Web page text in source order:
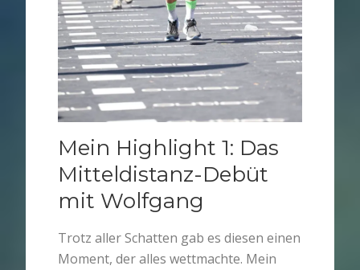
Mein Highlight 1: Das
Mitteldistanz-Debüt
mit Wolfgang
Trotz aller Schatten gab es diesen einen
Moment, der alles wettmachte. Mein